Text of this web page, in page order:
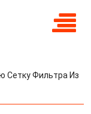
Сетку Фильтра Из